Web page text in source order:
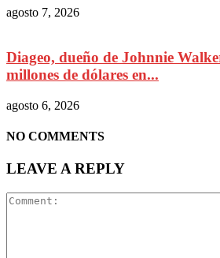
agosto 7, 2026
Diageo, dueño de Johnnie
millones de dólares en...
agosto 6, 2026
NO COMMENTS
LEAVE A REPLY